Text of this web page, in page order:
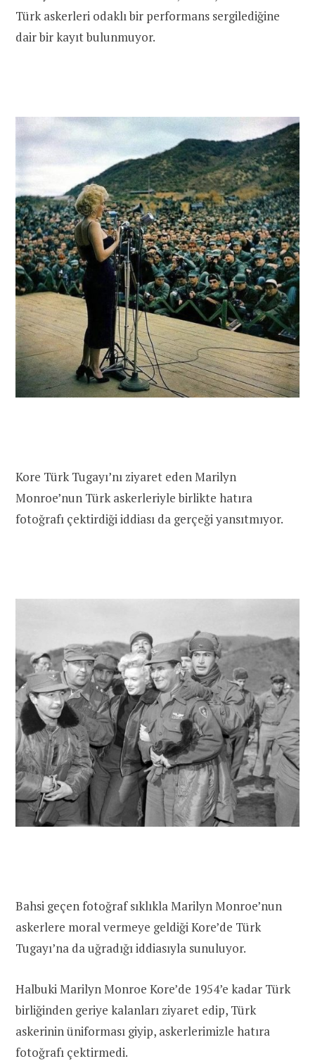
Türk askerleri odaklı bir performans sergilediğine
dair bir kayıt bulunmuyor.
Kore Türk Tugayı’nı ziyaret eden Marilyn
Monroe’nun Türk askerleriyle birlikte hatıra
fotoğrafı çektirdiği iddiası da gerçeği yansıtmıyor.
Bahsi geçen fotoğraf sıklıkla Marilyn Monroe’nun
askerlere moral vermeye geldiği Kore’de Türk
Tugayı’na da uğradığı iddiasıyla sunuluyor.
Halbuki Marilyn Monroe Kore’de 1954’e kadar Türk
birliğinden geriye kalanları ziyaret edip, Türk
askerinin üniforması giyip, askerlerimizle hatıra
fotoğrafı çektirmedi.